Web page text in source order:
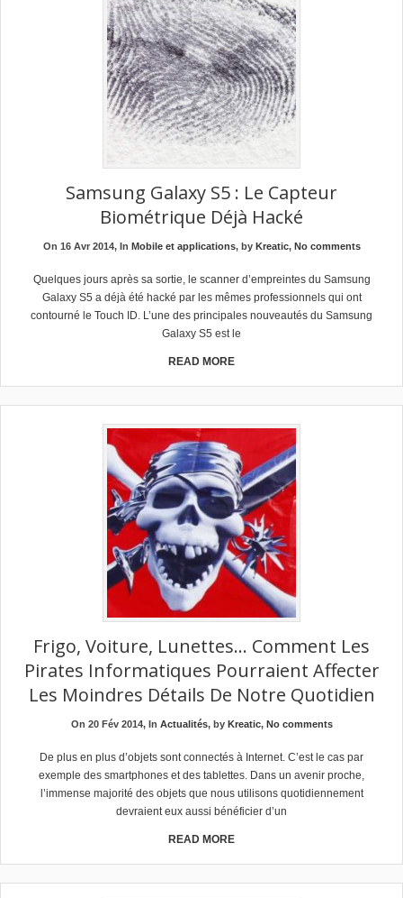
Samsung Galaxy S5 : Le Capteur
Biométrique Déjà Hacké
On 16 Avr 2014, In Mobile et applications, by Kreatic, No comments
Quelques jours après sa sortie, le scanner d’empreintes du Samsung
Galaxy S5 a déjà été hacké par les mêmes professionnels qui ont
contourné le Touch ID. L’une des principales nouveautés du Samsung
Galaxy S5 est le
READ MORE
Frigo, Voiture, Lunettes… Comment Les
Pirates Informatiques Pourraient Affecter
Les Moindres Détails De Notre Quotidien
On 20 Fév 2014, In Actualités, by Kreatic, No comments
De plus en plus d’objets sont connectés à Internet. C’est le cas par
exemple des smartphones et des tablettes. Dans un avenir proche,
l’immense majorité des objets que nous utilisons quotidiennement
devraient eux aussi bénéficier d’un
READ MORE